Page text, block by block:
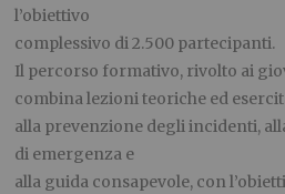
l’obiettivo
complessivo di 2.500 partecipanti.
Il percorso formativo, rivolto ai
combina lezioni teoriche ed
alla prevenzione degli incidenti,
di emergenza e
alla guida consapevole, con